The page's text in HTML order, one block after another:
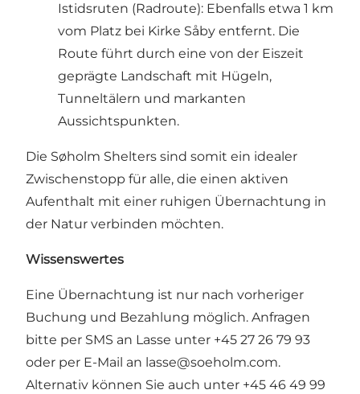
Istidsruten (Radroute): Ebenfalls etwa 1 km
vom Platz bei Kirke Såby entfernt. Die
Route führt durch eine von der Eiszeit
geprägte Landschaft mit Hügeln,
Tunneltälern und markanten
Aussichtspunkten.
Die Søholm Shelters sind somit ein idealer
Zwischenstopp für alle, die einen aktiven
Aufenthalt mit einer ruhigen Übernachtung in
der Natur verbinden möchten.
Wissenswertes
Eine Übernachtung ist nur nach vorheriger
Buchung und Bezahlung möglich. Anfragen
bitte per SMS an Lasse unter +45 27 26 79 93
oder per E-Mail an lasse@soeholm.com.
Alternativ können Sie auch unter +45 46 49 99